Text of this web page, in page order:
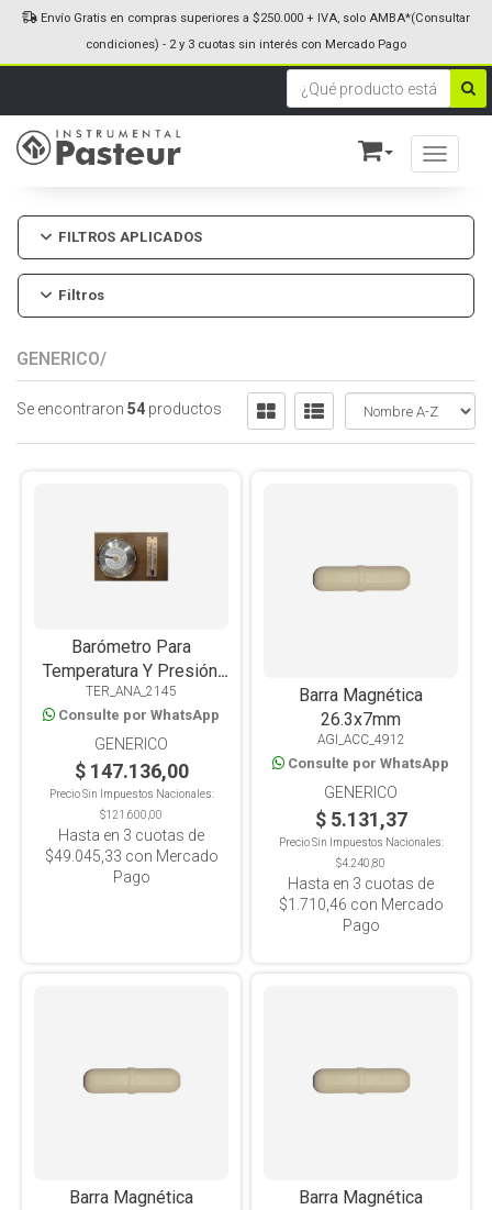
Toggle
Envío Gratis en compras superiores a $250.000 + IVA, solo AMBA*(Consultar
condiciones) - 2 y 3 cuotas sin interés con Mercado Pago
FILTROS APLICADOS
Filtros
GENERICO/
Se encontraron 54 productos
Barómetro Para
Temperatura Y Presión,
Base De Madera
TER_ANA_2145
Consulte por WhatsApp
GENERICO
$ 147.136,00
Precio Sin Impuestos Nacionales:
$121.600,00
Hasta en 3 cuotas de
$49.045,33 con Mercado
Pago
Barra Magnética
26.3x7mm
AGI_ACC_4912
Consulte por WhatsApp
GENERICO
$ 5.131,37
Precio Sin Impuestos Nacionales:
$4.240,80
Hasta en 3 cuotas de
$1.710,46 con Mercado
Pago
Barra Magnética
Barra Magnética